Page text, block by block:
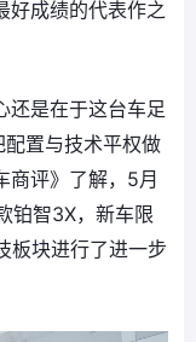
好成绩的代表作之
还是在于这台车足
配置与技术平权做
商评》了解，5月
铂智3X，新车限
板块进行了进一步